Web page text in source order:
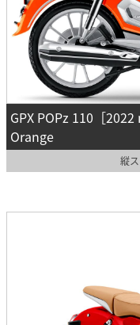
GPX POPz 110［
Orange
縦